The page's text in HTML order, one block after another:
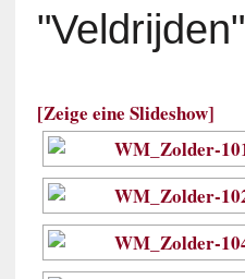
"veldrijden"
[Zeige eine Slideshow]